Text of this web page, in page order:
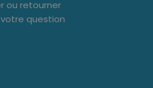
ou retourner
question